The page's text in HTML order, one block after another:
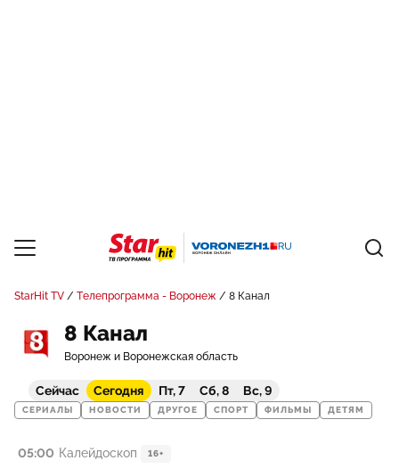
StarHit TV Телепрограмма - Воронеж 8 Канал
8 Канал
Воронеж и Воронежская область
Сейчас Сегодня Пт, 7 Сб, 8 Вс, 9
СЕРИАЛЫ НОВОСТИ ДРУГОЕ СПОРТ ФИЛЬМЫ ДЕТЯМ
05:00 Калейдоскоп 16+